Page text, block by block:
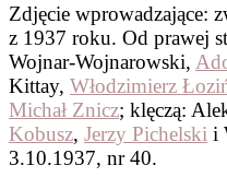
Zdjęcie wprowadzające:
z 1937 roku. Od prawej
Wojnar-Wojnarowski,
Kittay, Włodzimierz
Michał Znicz; klęczą:
Kobusz, Jerzy Pichelski i
3.10.1937, nr 40.